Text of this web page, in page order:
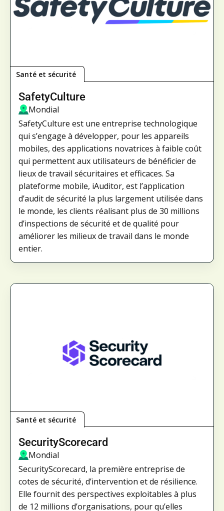
Santé et sécurité
SafetyCulture
Mondial
SafetyCulture est une entreprise technologique
qui s’engage à développer, pour les appareils
mobiles, des applications novatrices à faible coût
qui permettent aux utilisateurs de bénéficier de
lieux de travail sécuritaires et efficaces. Sa
plateforme mobile, iAuditor, est l’application
d’audit de sécurité la plus largement utilisée dans
le monde, les clients réalisant plus de 30 millions
d’inspections de sécurité et de qualité pour
améliorer les milieux de travail dans le monde
entier.
Santé et sécurité
SecurityScorecard
Mondial
SecurityScorecard, la première entreprise de
cotes de sécurité, d’intervention et de résilience.
Elle fournit des perspectives exploitables à plus
de 12 millions d’organisations, pour qu’elles